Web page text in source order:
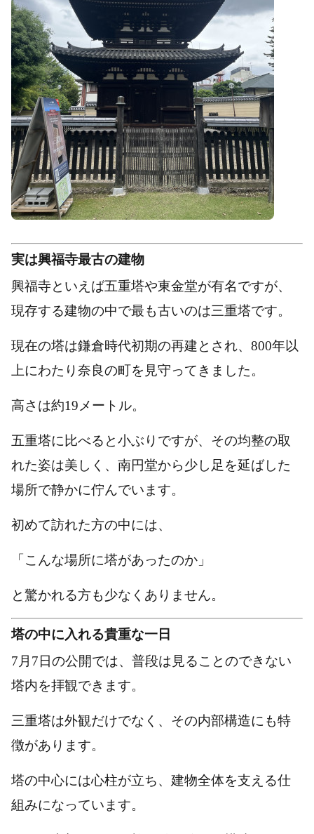
実は興福寺最古の建物
興福寺といえば五重塔や東金堂が有名ですが、
現存する建物の中で最も古いのは三重塔です。
現在の塔は鎌倉時代初期の再建とされ、800年以
上にわたり奈良の町を見守ってきました。
高さは約19メートル。
五重塔に比べると小ぶりですが、その均整の取
れた姿は美しく、南円堂から少し足を延ばした
場所で静かに佇んでいます。
初めて訪れた方の中には、
「こんな場所に塔があったのか」
と驚かれる方も少なくありません。
塔の中に入れる貴重な一日
7月7日の公開では、普段は見ることのできない
塔内を拝観できます。
三重塔は外観だけでなく、その内部構造にも特
徴があります。
塔の中心には心柱が立ち、建物全体を支える仕
組みになっています。